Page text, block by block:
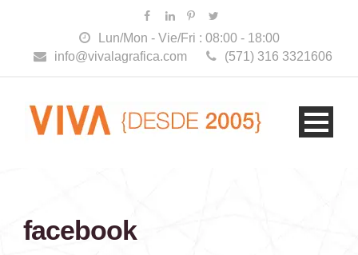
Lun/Mon - Vie/Fri : 08:00 - 18:00
info@vivalagrafica.com
(571) 316 3321606
facebook